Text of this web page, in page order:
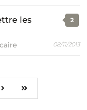
les
2
08/11/2013